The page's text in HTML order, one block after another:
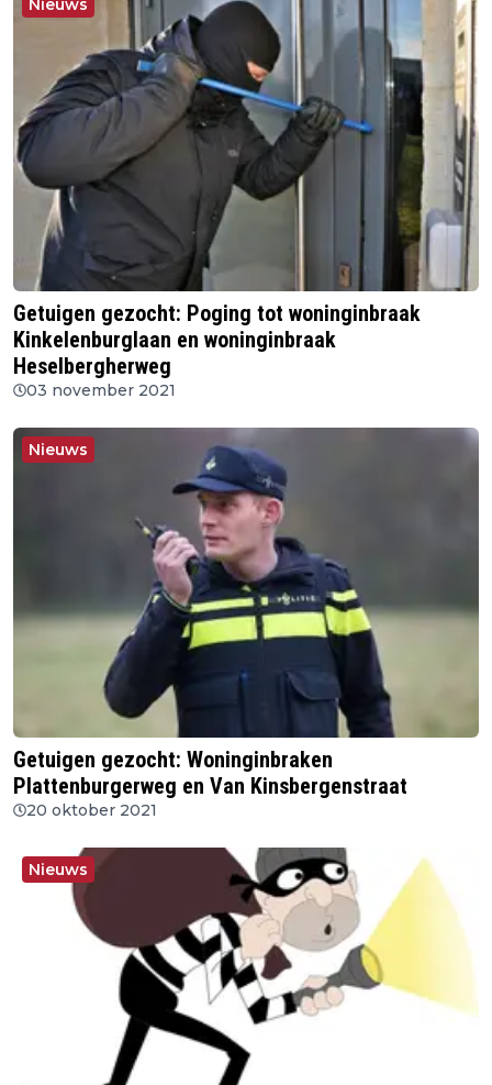
Nieuws
Getuigen gezocht: Poging tot woninginbraak
Kinkelenburglaan en woninginbraak
Heselbergherweg
03 november 2021
Nieuws
Getuigen gezocht: Woninginbraken
Plattenburgerweg en Van Kinsbergenstraat
20 oktober 2021
Nieuws